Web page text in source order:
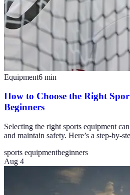
Equipment6 min
How to Choose the Right
Beginners
Selecting the right sports equipment
and maintain safety. Here’s a step-by-
sports equipmentbeginners
Aug 4